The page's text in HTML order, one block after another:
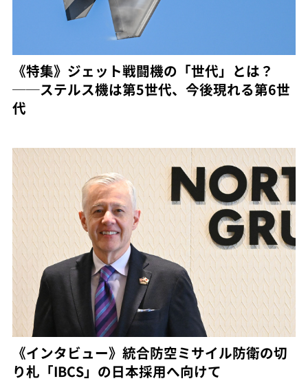
《特集》ジェット戦闘機の「世代」とは？
──ステルス機は第5世代、今後現れる第6世
代
《インタビュー》統合防空ミサイル防衛の切
り札「IBCS」の日本採用へ向けて